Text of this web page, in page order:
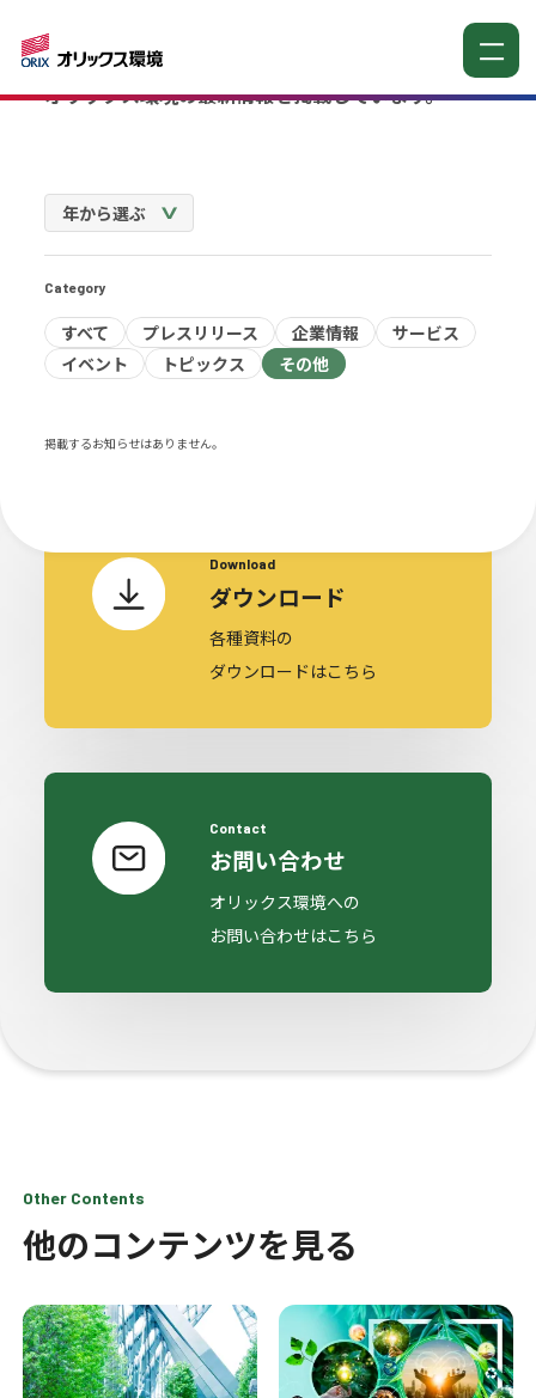
お知らせ
オリックス環境の最新情報を掲載しています。
Category
すべて プレスリリース 企業情報
サービス
イベント
トピックス その他
掲載するお知らせはありません。
&
Download
ダウンロード
各種資料の
ダウンロードはこちら
Contact
お問い合わせ
オリックス環境への
お問い合わせはこちら
Other Contents
他のコンテンツを見る